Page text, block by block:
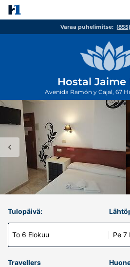
Varaa puhelimitse:
Hostal Jaime
Avenida Ramón y Cajal, 67
Tulopäivä:
To 6 Elokuu Pe 7
Travellers